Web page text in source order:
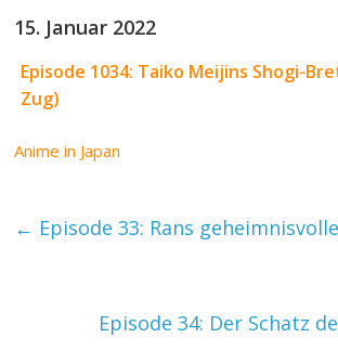
15. Januar 2022
Episode 1034: Taiko Meijins Shogi-
Zug)
Anime in Japan
← Episode 33: Rans
Episode 34: Der Schatz